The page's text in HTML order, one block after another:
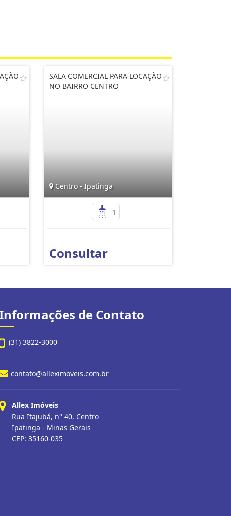
SALA COMERCIAL PARA LOCAÇÃO
NO BAIRRO CENTRO
Centro - Ipatinga
1
Consultar
de Contato
(31) 3822-3000
contato@alleximoveis.com.br
Allex Imóveis
Rua Itajubá, n° 40, Centro
Ipatinga - Minas Gerais
CEP: 35160-035